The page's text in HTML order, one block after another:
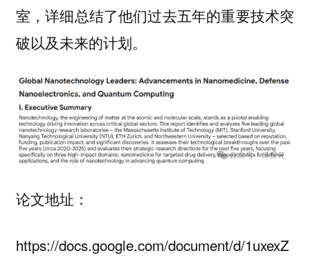
室，详细总结了他们过去五年的重要技术突
破以及未来的计划。
论文地址：
https://docs.google.com/document/d/1uxexZ